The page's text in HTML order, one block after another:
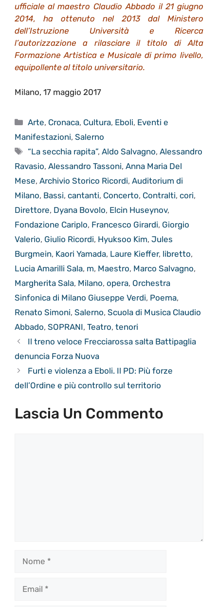
ufficiale al maestro Claudio Abbado il 21 giugno
2014, ha ottenuto nel 2013 dal Ministero
dell’Istruzione Università e Ricerca
l’autorizzazione a rilasciare il titolo di Alta
Formazione Artistica e Musicale di primo livello,
equipollente al titolo universitario.
Milano, 17 maggio 2017
Categorie
Arte, Cronaca, Cultura, Eboli, Eventi e
Manifestazioni, Salerno
Tag
“La secchia rapita”,Aldo Salvagno,Alessandro
Ravasio, Alessandro Tassoni, Anna Maria Del
Mese, Archivio Storico Ricordi, Auditorium di
Milano, Bassi, cantanti, Concerto, Contralti, cori,
Direttore, Dyana Bovolo, Elcin Huseynov,
Fondazione Cariplo, Francesco Girardi, Giorgio
Valerio, Giulio Ricordi, Hyuksoo Kim, Jules
Burgmein, Kaori Yamada, Laure Kieffer, libretto,
Lucia Amarilli Sala, m, Maestro, Marco Salvagno,
Margherita Sala, Milano, opera, Orchestra
Sinfonica di Milano Giuseppe Verdi, Poema,
Renato Simoni, Salerno, Scuola di Musica Claudio
Abbado, SOPRANI, Teatro, tenori
Il treno veloce Frecciarossa salta Battipaglia
denuncia Forza Nuova
Furti e violenza a Eboli. Il PD: Più forze
dell’Ordine e più controllo sul territorio
Lascia Un Commento